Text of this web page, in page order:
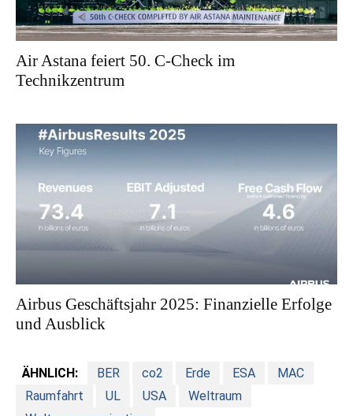
Air Astana feiert 50. C-Check im
Technikzentrum
Airbus Geschäftsjahr 2025: Finanzielle Erfolge
und Ausblick
ÄHNLICH: BER co2 Erde ESA
MAC
Raumfahrt
UL USA
Weltraum